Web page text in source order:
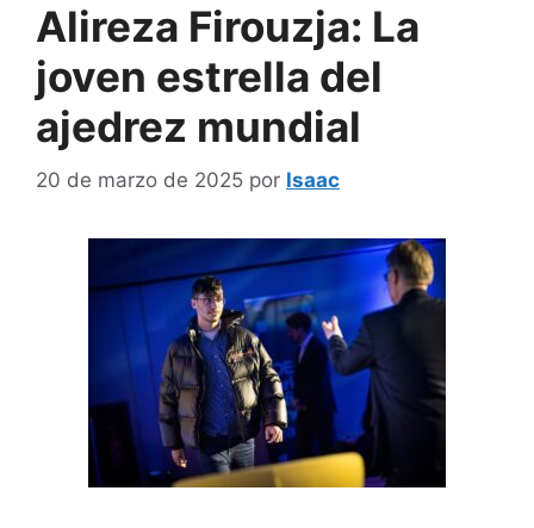
Alireza Firouzja: La
joven estrella del
ajedrez mundial
20 de marzo de 2025 por Isaac